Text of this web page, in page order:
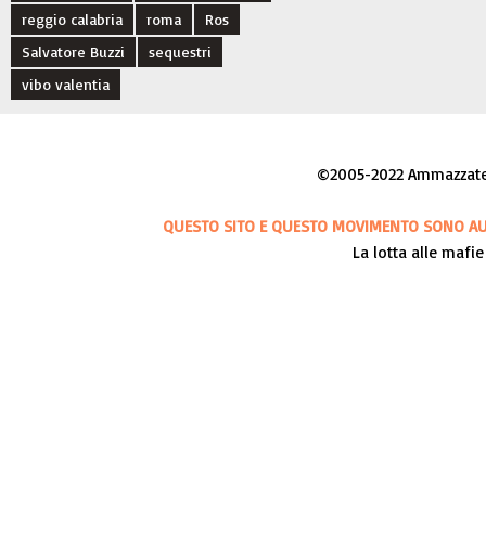
reggio calabria
roma
Ros
Salvatore Buzzi
sequestri
vibo valentia
©2005-2022
QUESTO SITO E QUESTO MOVIMENTO SONO
La lotta alle